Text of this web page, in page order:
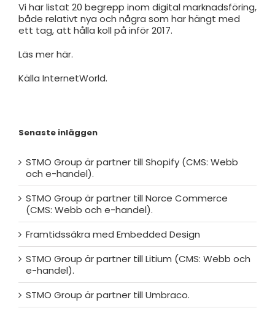
Vi har listat 20 begrepp inom digital marknadsföring,
både relativt nya och några som har hängt med
ett tag, att hålla koll på inför 2017.
Läs mer här.
Källa InternetWorld.
Senaste inläggen
STMO Group är partner till Shopify (CMS: Webb
och e-handel).
STMO Group är partner till Norce Commerce
(CMS: Webb och e-handel).
Framtidssäkra med Embedded Design
STMO Group är partner till Litium (CMS: Webb och
e-handel).
STMO Group är partner till Umbraco.